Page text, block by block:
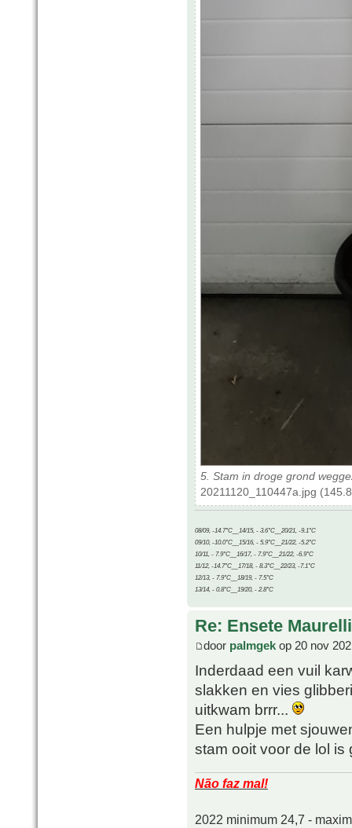
5. Stam in droge grond
20211120_110447a.jpg
08/09, -14.7°C__14/15, - 3.6°C__20/21, -9.1°C
09/10, -10.0°C__15/16, - 5.9°C__21/22, -5.2°C
10/11, - 7.9°C__16/17, - 7.9°C__21/22, -6.9°C
11/12, -14.7°C__17/18, - 8.3°C__22/23, -7.1°C
12/13, - 7.9°C__18/19, - 7.5°C
13/14, - 0.8°C__19/20, - 2.8°C
Re: Ensete
door palmgek op 20 nov
Inderdaad een vuil
slakken en vies
uitkwam brrr...
Een hulpje met
stam ooit voor de lol
Não faz mal!
2022 minimum 24,7 -